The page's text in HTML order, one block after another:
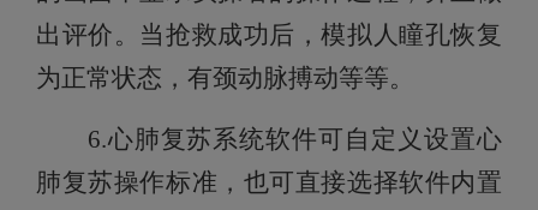
出评价。当抢救成功后，模拟人瞳孔恢复
为正常状态 ， 有颈动脉搏动等等。
6.心肺复苏系统软件可自定义设置心
肺复苏操作标准，也可直接选择软件内置